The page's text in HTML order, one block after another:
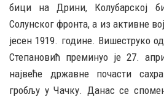
бици на Дрини, Колубарској
Солунског фронта, а из активне
јесен 1919. године. Вишеструко
Степановић преминуо је 27.
највеће државне почасти
гробљу у Чачку. Данас се